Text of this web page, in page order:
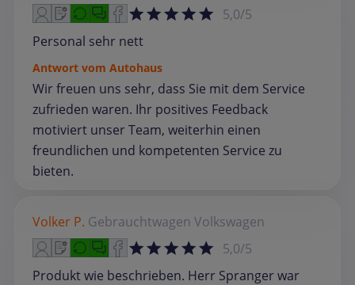
5,0/5
Personal sehr nett
Antwort vom Autohaus
Wir freuen uns sehr, dass Sie mit dem Service
zufrieden waren. Ihr positives Feedback
motiviert unser Team, weiterhin einen
freundlichen und kompetenten Service zu
bieten.
Volker P. Gebrauchtwagen Volkswagen
5,0/5
Produkt wie beschrieben. Herr Spranger war